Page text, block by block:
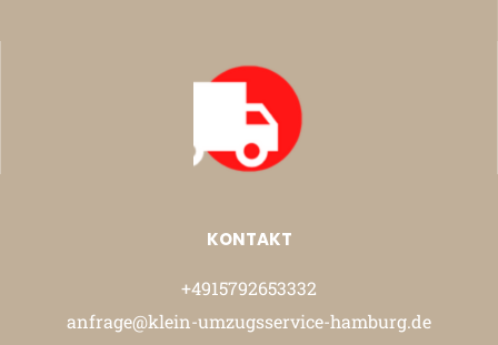
KONTAKT
+4915792653332
anfrage@klein-umzugsservice-hamburg.de